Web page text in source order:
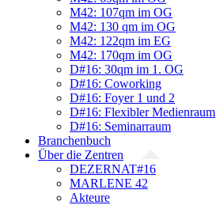
M42: 107qm im OG
M42: 130 qm im OG
M42: 122qm im EG
M42: 170qm im OG
D#16: 30qm im 1. OG
D#16: Coworking
D#16: Foyer 1 und 2
D#16: Flexibler Medienraum
D#16: Seminarraum
Branchenbuch
Über die Zentren
DEZERNAT#16
MARLENE 42
Akteure